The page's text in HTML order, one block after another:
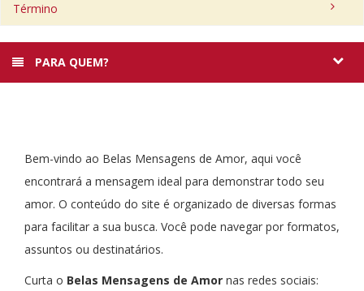
Término
PARA QUEM?
Bem-vindo ao Belas Mensagens de Amor, aqui você
encontrará a mensagem ideal para demonstrar todo seu
amor. O conteúdo do site é organizado de diversas formas
para facilitar a sua busca. Você pode navegar por formatos,
assuntos ou destinatários.
Curta o Belas Mensagens de Amor nas redes sociais: